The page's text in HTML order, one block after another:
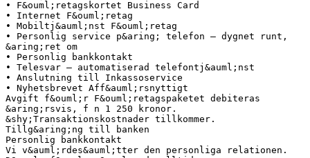
• F&ouml;retagskortet Business Card
• Internet F&ouml;retag
• Mobiltj&auml;nst F&ouml;retag
• Personlig service p&aring; telefon – dygnet runt,
&aring;ret om
• Personlig bankkontakt
• Telesvar – automatiserad telefontj&auml;nst
• Anslutning till Inkassoservice
• Nyhetsbrevet Aff&auml;rsnyttigt
Avgift f&ouml;r F&ouml;retagspaketet debiteras
&aring;rsvis, f n 1 250 kronor.
&shy;Transaktionskostnader tillkommer.
Tillg&aring;ng till banken
Personlig bankkontakt
Vi v&auml;rdes&auml;tter den personliga relationen.